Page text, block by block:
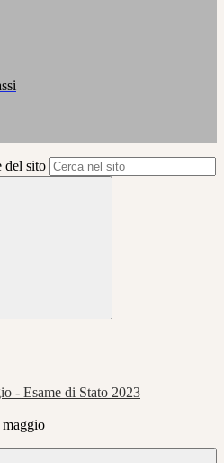
del sito
- Esame di Stato 2023